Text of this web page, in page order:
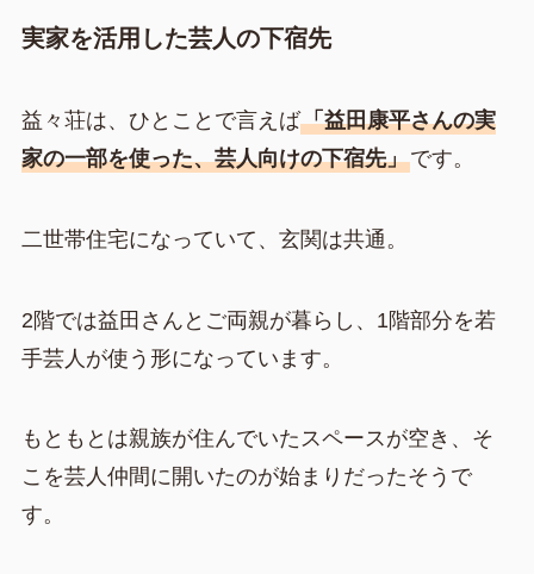
実家を活用した芸人の下宿先
益々荘は、ひとことで言えば「益田康平さんの実
家の一部を使った、芸人向けの下宿先」です。
二世帯住宅になっていて、玄関は共通。
2階では益田さんとご両親が暮らし、1階部分を若
手芸人が使う形になっています。
もともとは親族が住んでいたスペースが空き、そ
こを芸人仲間に開いたのが始まりだったそうで
す。